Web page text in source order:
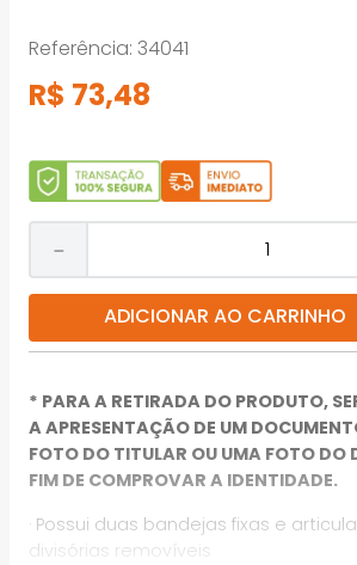
Referência: 34041
R$ 73,48
－
ADICIONAR AO CARRINHO
* PARA A RETIRADA DO PRODUTO,
A APRESENTAÇÃO DE UM
FOTO DO TITULAR OU UMA FOTO DO
FIM DE COMPROVAR A IDENTIDADE.
· Possui duas bandejas fixas e
divisórias removíveis